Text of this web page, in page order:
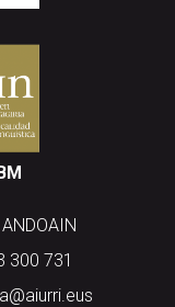
300 731